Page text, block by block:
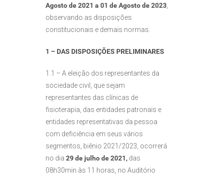
Agosto de 2021 a 01 de Agosto de 2023
observando as disposições
constitucionais e demais normas.
1 – DAS DISPOSIÇÕES PRELIMINARES
1.1 – A eleição dos representantes da
sociedade civil, que sejam
representantes das clínicas de
fisioterapia, das entidades patronais e
entidades representativas da pessoa
com deficiência em seus vários
segmentos, biênio 2021/2023, ocorrerá
no dia 29 de julho de 2021, das
08h30min às 11 horas, no Auditório